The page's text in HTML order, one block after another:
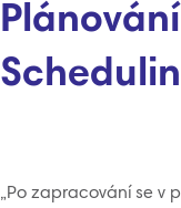
„Po zapracování se v